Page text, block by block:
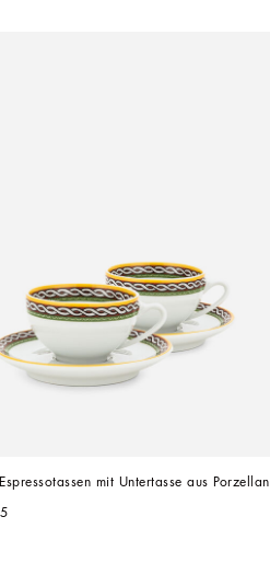
mit Untertasse aus Porzellan